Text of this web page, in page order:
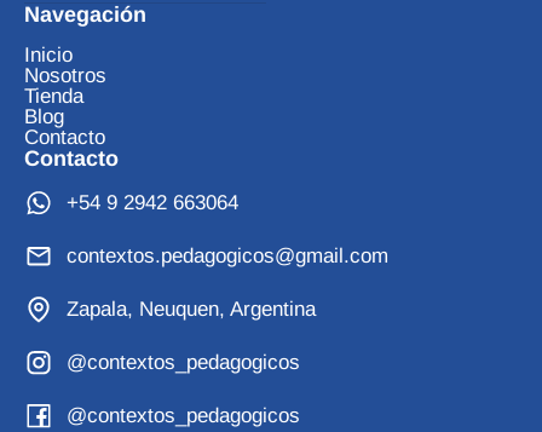
Navegación
Inicio
Nosotros
Tienda
Blog
Contacto
Contacto
+54 9 2942 663064
contextos.pedagogicos@gmail.com
Zapala, Neuquen, Argentina
@contextos_pedagogicos
@contextos_pedagogicos